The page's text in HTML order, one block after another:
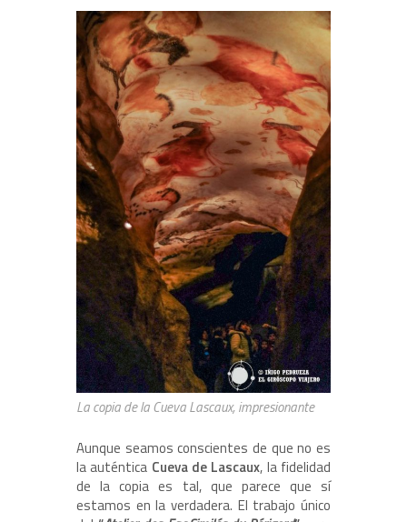
La copia de la Cueva Lascaux, impresionante
Aunque seamos conscientes de que no es
la auténtica Cueva de Lascaux, la fidelidad
de la copia es tal, que parece que sí
estamos en la verdadera. El trabajo único